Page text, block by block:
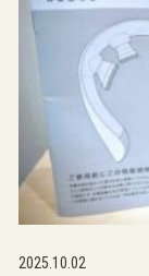
2025.10.02